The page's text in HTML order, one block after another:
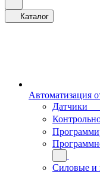
Каталог
Автоматизация
Датчики
Силовые и